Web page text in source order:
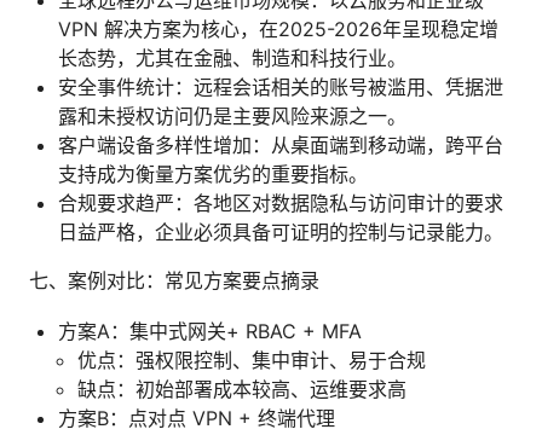
VPN 解决方案为核心，在2025-2026年呈现稳定增
长态势，尤其在金融、制造和科技行业。
安全事件统计：远程会话相关的账号被滥用、凭据泄
露和未授权访问仍是主要风险来源之一。
客户端设备多样性增加：从桌面端到移动端，跨平台
支持成为衡量方案优劣的重要指标。
合规要求趋严：各地区对数据隐私与访问审计的要求
日益严格，企业必须具备可证明的控制与记录能力。
七、案例对比：常见方案要点摘录
方案A：集中式网关+ RBAC + MFA
优点：强权限控制、集中审计、易于合规
缺点：初始部署成本较高、运维要求高
方案B：点对点 VPN + 终端代理